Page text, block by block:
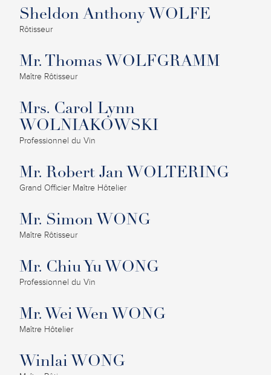
Sheldon Anthony WOLFE
Rôtisseur
Mr. Thomas WOLFGRAMM
Maître Rôtisseur
Mrs. Carol Lynn
WOLNIAKOWSKI
Professionnel du Vin
Mr. Robert Jan WOLTERING
Grand Officier Maître Hôtelier
Mr. Simon WONG
Maître Rôtisseur
Mr. Chiu Yu WONG
Professionnel du Vin
Mr. Wei Wen WONG
Maître Hôtelier
Winlai WONG